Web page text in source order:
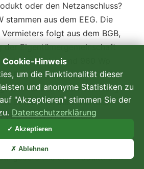
oder den Netzanschluss?
stammen aus dem EEG. Die
folgt aus dem BGB,
der Eigentümergemeinschaft
und 960 Wp
V 0126-95.
den Nutzen dieser Trennung
Er kann im MaStR erfasst
VDE-AR-N 4105 einen
haben, ohne
Definition
der Produktnorm
Cookie-Hinweis
um die Funktionalität dieser
und anonyme Statistiken zu
"Akzeptieren" stimmen Sie der
Datenschutzerklärung
✓ Akzeptieren
✗ Ablehnen